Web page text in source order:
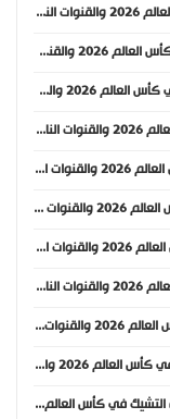
موعد مباراة السويد وتونس في كأس العالم 2026 والقنوات الناقلة
موعد مباراة إسبانيا والرأس الأخضر في كأس العالم 2026 والقنوات الناقلة
موعد مباراة ساحل العاج والإكوادور في كأس العالم 2026 والقنوات الناقلة
موعد مباراة أستراليا وتركيا في كأس العالم 2026 والقنوات الناقلة
موعد مباراة ألمانيا وكوراساو في كأس العالم 2026 والقنوات الناقلة
موعد مباراة هايتي واسكتلندا في كأس العالم 2026 والقنوات الناقلة
موعد مباراة البرازيل والمغرب في كأس العالم 2026 والقنوات الناقلة
موعد مباراة قطر وسويسرا في كأس العالم 2026 والقنوات الناقلة
موعد مباراة أمريكا والباراغواي في كأس العالم 2026 والقنوات الناقلة
موعد مباراة كندا والبوسنة والهرسك في كأس العالم 2026 والقنوات الناقلة
موعد مباراة كوريا الجنوبية وجمهورية التشيك في كأس العالم 2026 والقنوات الناقلة